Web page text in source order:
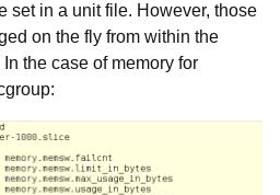
set in a unit file. However, those
on the fly from within the
the case of memory for